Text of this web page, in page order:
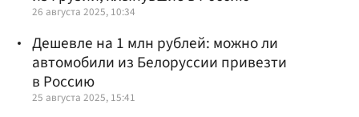
26 августа 2025, 10:34
Дешевле на 1 млн рублей: можно ли
автомобили из Белоруссии привезти
в Россию
25 августа 2025, 15:41